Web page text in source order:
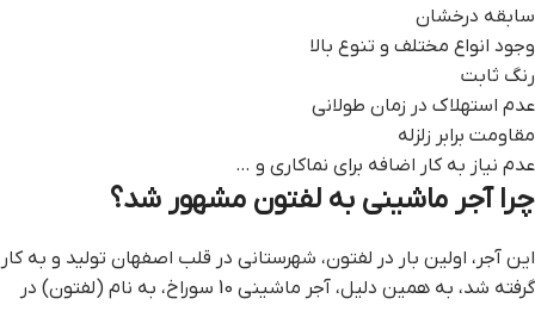
سابقه درخشان
وجود انواع مختلف و تنوع بالا
رنگ ثابت
عدم استهلاک در زمان طولانی
مقاومت برابر زلزله
عدم نیاز به کار اضافه برای نماکاری و …
چرا آجر ماشینی به لفتون مشهور شد؟
این آجر، اولین بار در لفتون، شهرستانی در قلب اصفهان تولید و به کار
گرفته شد، به همین دلیل، آجر ماشینی 10 سوراخ، به نام (لفتون) در